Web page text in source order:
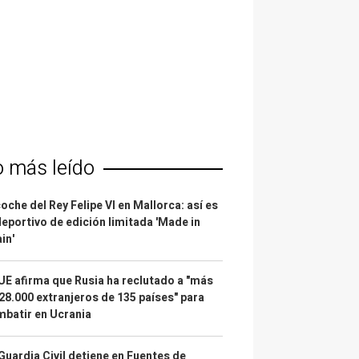
más leído
del Rey Felipe VI en Mallorca: así es
de edición limitada 'Made in
afirma que Rusia ha reclutado a "más
extranjeros de 135 países" para
en Ucrania